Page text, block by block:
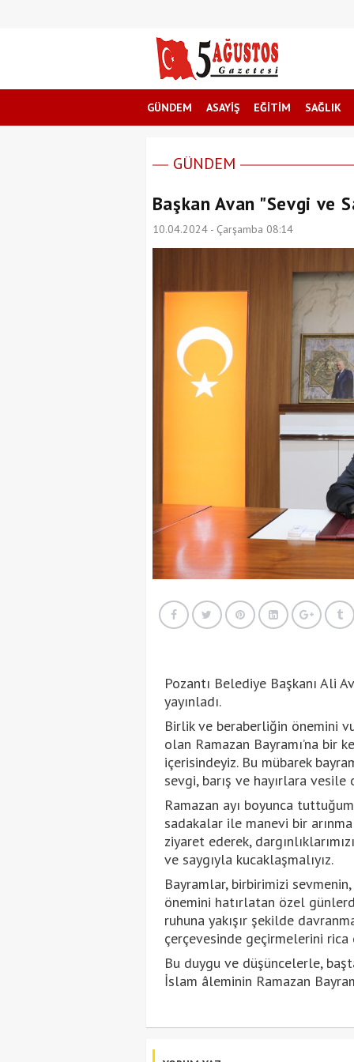
GÜNDEM ASAYİŞ EĞİTİM SAĞLIK
GÜNDEM
Başkan Avan "Sevgi ve
10.04.2024 - Çarşamba 08:14
Pozantı Belediye Başkanı Ali
yayınladı.
Birlik ve beraberliğin önemini
olan Ramazan Bayramı’na bir
içerisindeyiz. Bu mübarek
sevgi, barış ve hayırlara vesile
Ramazan ayı boyunca
sadakalar ile manevi bir
ziyaret ederek,
ve saygıyla kucaklaşmalıyız.
Bayramlar, birbirimizi
önemini hatırlatan özel
ruhuna yakışır şekilde
çerçevesinde geçirmelerini rica
Bu duygu ve düşüncelerle,
İslam âleminin Ramazan